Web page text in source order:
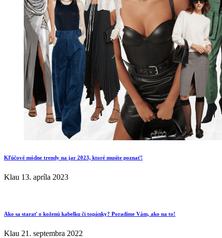
Kľúčové módne trendy na jar 2023, ktoré musíte poznať!
Klau 13. apríla 2023
Ako sa starať o koženú kabelku či topánky? Poradíme Vám, ako na to!
Klau 21. septembra 2022